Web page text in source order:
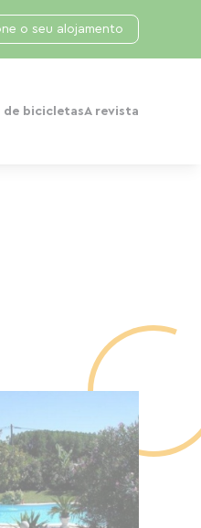
de bicicletasA revista
o seu alojamento